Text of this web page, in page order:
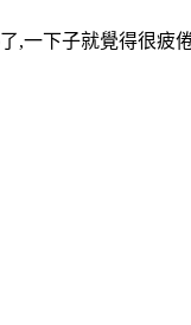
,一下子就覺得很疲